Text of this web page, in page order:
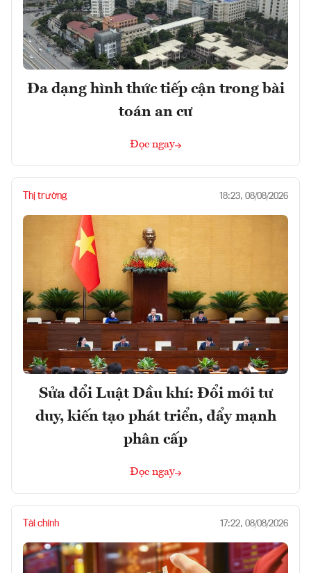
Đa dạng hình thức tiếp cận trong bài
toán an cư
Đọc ngay
Thị trường 18:23, 08/08/2026
Sửa đổi Luật Dầu khí: Đổi mới tư
duy, kiến tạo phát triển, đẩy mạnh
phân cấp
Đọc ngay
Tài chính 17:22, 08/08/2026